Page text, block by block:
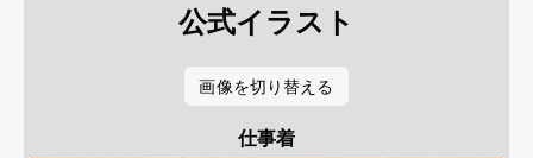
公式イラスト
画像を切り替える
仕事着